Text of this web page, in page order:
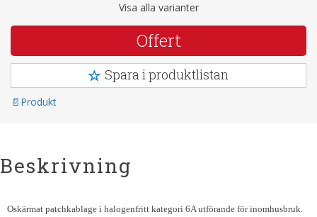
Visa alla varianter
Offert
Spara i produktlistan
Produkt
Beskrivning
Oskärmat patchkablage i halogenfritt kategori 6A utförande för inomhusbruk.